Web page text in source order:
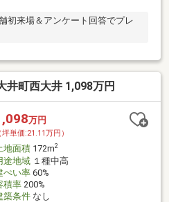
初来場＆アンケート回答でプレ
井町西大井 1,098万円
万円
坪単価:21.11万円）
地面積172m2
途地域１種中高
ぺい率60%
積率200%
築条件なし